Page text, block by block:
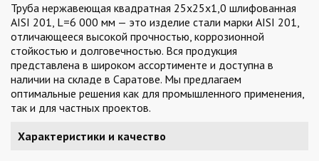
Труба нержавеющая квадратная 25х25х1,0 шлифованная
AISI 201, L=6 000 мм — это изделие стали марки AISI 201,
отличающееся высокой прочностью, коррозионной
стойкостью и долговечностью. Вся продукция
представлена в широком ассортименте и доступна в
наличии на складе в Саратове. Мы предлагаем
оптимальные решения как для промышленного применения,
так и для частных проектов.
Характеристики и качество